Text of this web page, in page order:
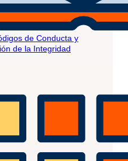
de Conducta y
de la Integridad